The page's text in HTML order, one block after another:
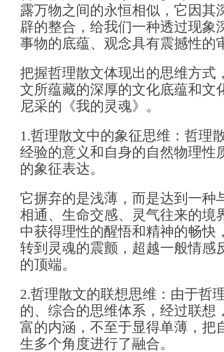
露万物之间的永恒相似，它因其
辟的整合，给我们一种透过现象
事物的底蕴、观念具有震撼性的
把握哲理散文体现出的思维方式
文所蕴藏的深厚的文化底蕴和文
尼采的《我的灵魂》。
1.哲理散文中的象征思维：哲理
经验的意义和自身的自然物理性
的象征表达。
它摒弃的是浅薄，而是达到一种
相通、生命交感、灵气往来的境
中获得理性的醒悟和精神的畅快
转到灵魂的震颤，超越一般情感
的顶端。
2.哲理散文的联想思维：由于哲
的、综合的思维体系，经过联想
富的内涵，不至于显得单薄，把
生多个角度进行了融合。